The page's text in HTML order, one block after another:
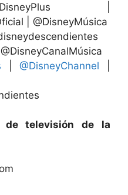
@DisneyMúsica
@DisneyCanalMúsica
@DisneyChannel
de televisión de la